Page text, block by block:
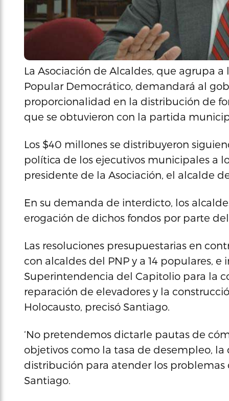
La Asociación de Alcaldes, que agrupa
Popular Democrático, demandará al
proporcionalidad en la distribución de
que se obtuvieron con la partida
Los $40 millones se distribuyeron
política de los ejecutivos municipales a
presidente de la Asociación, el alcalde
En su demanda de interdicto, los
erogación de dichos fondos por parte
Las resoluciones presupuestarias en
con alcaldes del PNP y a 14 populares,
Superintendencia del Capitolio para la
reparación de elevadores y la
Holocausto, precisó Santiago.
‘No pretendemos dictarle pautas de
objetivos como la tasa de desempleo,
distribución para atender los problemas
Santiago.